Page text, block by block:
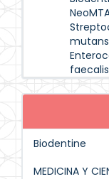
Biodentine
MEDICINA Y